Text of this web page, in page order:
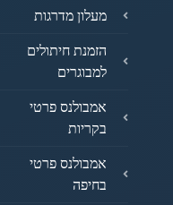
מעלון מדרגות
הזמנת חיתולים
למבוגרים
אמבולנס פרטי
בקריות
אמבולנס פרטי
בחיפה